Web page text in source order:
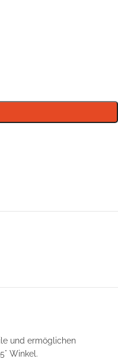
und ermöglichen
Winkel.